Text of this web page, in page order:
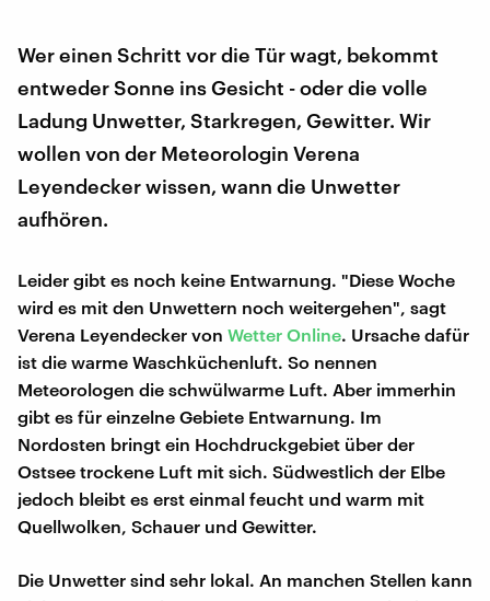
Wer einen Schritt vor die Tür wagt, bekommt
entweder Sonne ins Gesicht - oder die volle
Ladung Unwetter, Starkregen, Gewitter. Wir
wollen von der Meteorologin Verena
Leyendecker wissen, wann die Unwetter
aufhören.
Leider gibt es noch keine Entwarnung. "Diese Woche
wird es mit den Unwettern noch weitergehen", sagt
Verena Leyendecker von Wetter Online. Ursache dafür
ist die warme Waschküchenluft. So nennen
Meteorologen die schwülwarme Luft. Aber immerhin
gibt es für einzelne Gebiete Entwarnung. Im
Nordosten bringt ein Hochdruckgebiet über der
Ostsee trockene Luft mit sich. Südwestlich der Elbe
jedoch bleibt es erst einmal feucht und warm mit
Quellwolken, Schauer und Gewitter.
Die Unwetter sind sehr lokal. An manchen Stellen kann